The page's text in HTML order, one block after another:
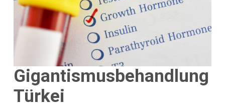
Gigantismusbehandlung
Türkei